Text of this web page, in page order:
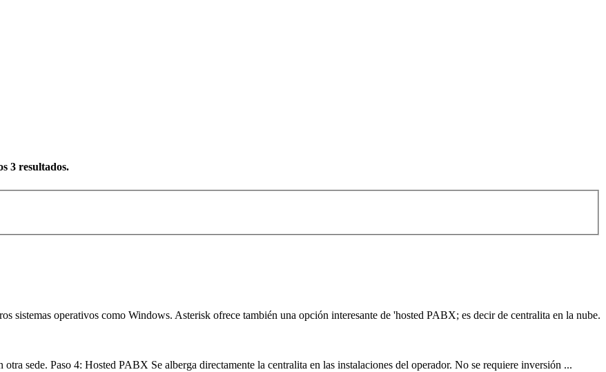
3 resultados.
sistemas operativos como Windows. Asterisk ofrece también una opción interesante de 'hosted PABX; es decir de centralita en la nube.
otra sede. Paso 4: Hosted PABX Se alberga directamente la centralita en las instalaciones del operador. No se requiere inversión ...